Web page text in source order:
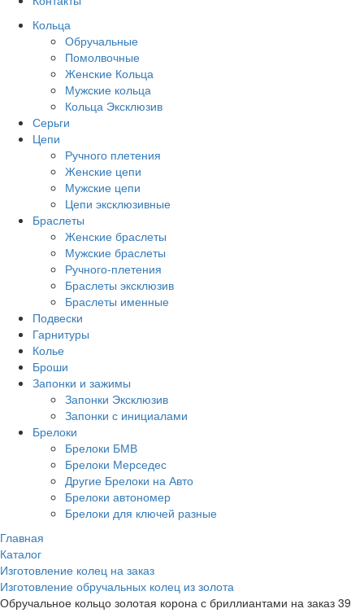
Кольца
Обручальные
Помолвочные
Женские Кольца
Мужские кольца
Кольца Эксклюзив
Серьги
Цепи
Ручного плетения
Женские цепи
Мужские цепи
Цепи эксклюзивные
Браслеты
Женские браслеты
Мужские браслеты
Ручного-плетения
Браслеты эксклюзив
Браслеты именные
Подвески
Гарнитуры
Колье
Броши
Запонки и зажимы
Запонки Эксклюзив
Запонки с инициалами
Брелоки
Брелоки БМВ
Брелоки Мерседес
Другие Брелоки на Авто
Брелоки автономер
Брелоки для ключей разные
Главная
Каталог
Изготовление колец на заказ
Изготовление обручальных колец из золота
Обручальное кольцо золотая корона с бриллиантами на заказ 39